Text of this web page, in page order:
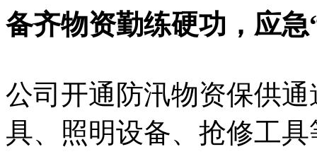
备齐物资勤练硬功，应
公司开通防汛物资保供
具、照明设备、抢修工